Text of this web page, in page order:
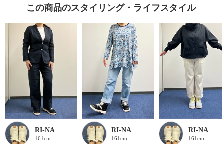
この商品のスタイリング・ライフスタイル
RI-NA
161cm
RI-NA
161cm
RI-NA
161cm